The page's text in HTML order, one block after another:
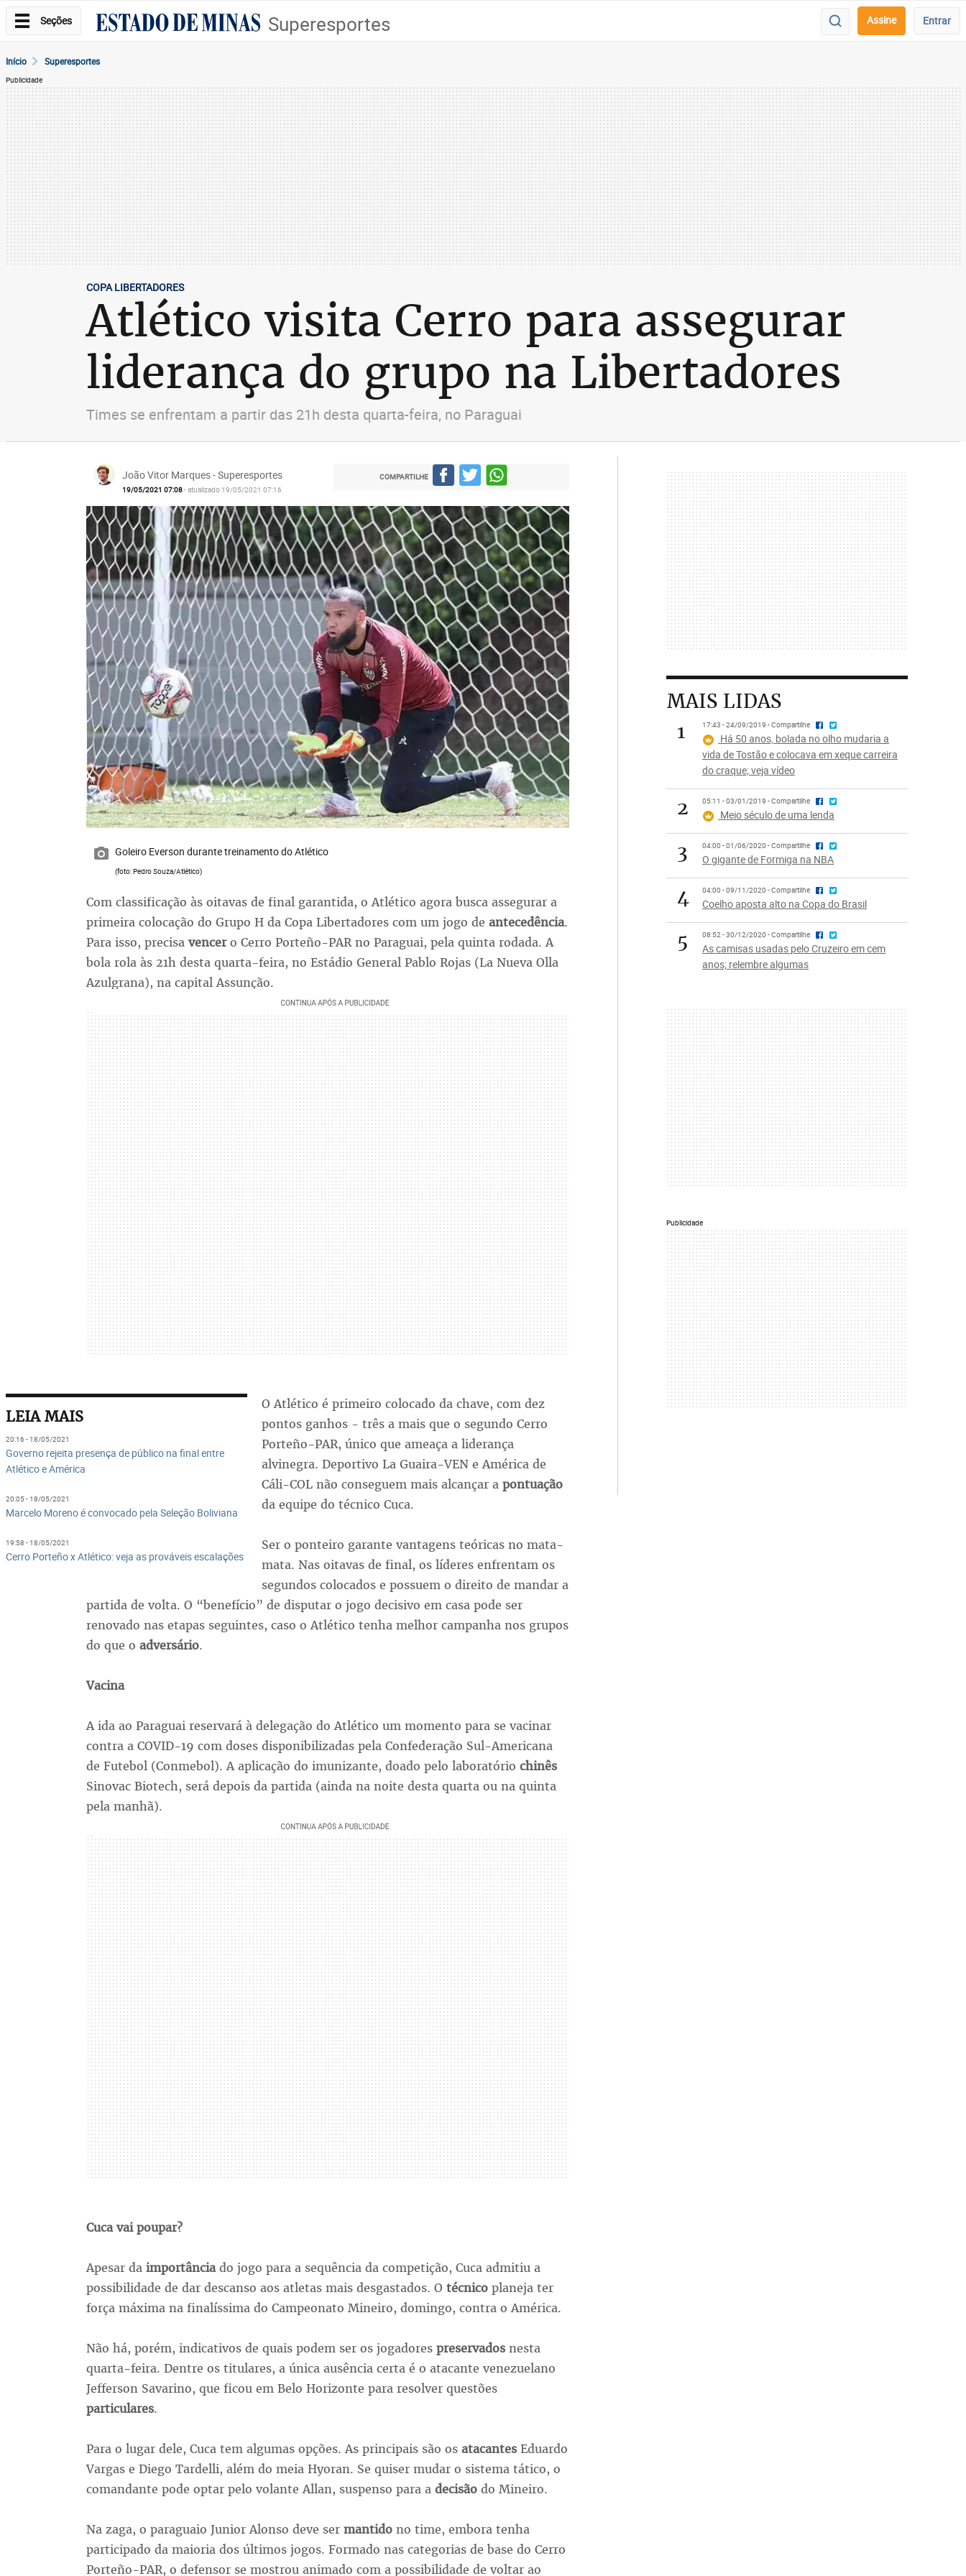
Seções Superesportes Assine Entrar
Início Superesportes
Publicidade
COPA LIBERTADORES
Atlético visita Cerro para assegurar
liderança do grupo na Libertadores
Times se enfrentam a partir das 21h desta quarta-feira, no Paraguai
João Vitor Marques - Superesportes
19/05/2021 07:08- atualizado 19/05/2021 07:16
COMPARTILHE
Goleiro Everson durante treinamento do Atlético
(foto: Pedro Souza/Atlético)
Com classificação às oitavas de final garantida, o Atlético agora busca assegurar a
primeira colocação do Grupo H da Copa Libertadores com um jogo de antecedência.
Para isso, precisa vencero Cerro Porteño-PAR no Paraguai, pela quinta rodada. A
bola rola às 21h desta quarta-feira, no Estádio General Pablo Rojas (La Nueva Olla
Azulgrana), na capital Assunção.
LEIA MAIS
20:16 - 18/05/2021
Governo rejeita presença de público na final entre
Atlético e América
20:05 - 18/05/2021
Marcelo Moreno é convocado pela Seleção Boliviana
19:58 - 18/05/2021
Cerro Porteño x Atlético: veja as prováveis escalações
O Atlético é primeiro colocado da chave, com dez
pontos ganhos - três a mais que o segundo Cerro
Porteño-PAR, único que ameaça a liderança
alvinegra. Deportivo La Guaira-VEN e América de
Cáli-COL não conseguem mais alcançar a pontuação
da equipe do técnico Cuca.
Ser o ponteiro garante vantagens teóricas no mata-
mata. Nas oitavas de final, os líderes enfrentam os
segundos colocados e possuem o direito de mandar a
partida de volta. O “benefício” de disputar o jogo decisivo em casa pode ser
renovado nas etapas seguintes, caso o Atlético tenha melhor campanha nos grupos
do que o adversário.
Vacina
A ida ao Paraguai reservará à delegação do Atlético um momento para se vacinar
contra a COVID-19 com doses disponibilizadas pela Confederação Sul-Americana
de Futebol (Conmebol). A aplicação do imunizante, doado pelo laboratório chinês
Sinovac Biotech, será depois da partida (ainda na noite desta quarta ou na quinta
pela manhã).
Cuca vai poupar?
Apesar da importânciado jogo para a sequência da competição, Cuca admitiu a
possibilidade de dar descanso aos atletas mais desgastados. O técnico planeja ter
força máxima na finalíssima do Campeonato Mineiro, domingo, contra o América.
Não há, porém, indicativos de quais podem ser os jogadores preservados nesta
quarta-feira. Dentre os titulares, a única ausência certa é o atacante venezuelano
Jefferson Savarino, que ficou em Belo Horizonte para resolver questões
particulares.
Para o lugar dele, Cuca tem algumas opções. As principais são os atacantes Eduardo
Vargas e Diego Tardelli, além do meia Hyoran. Se quiser mudar o sistema tático, o
comandante pode optar pelo volante Allan, suspenso para a decisão do Mineiro.
Na zaga, o paraguaio Junior Alonso deve ser mantido no time, embora tenha
participado da maioria dos últimos jogos. Formado nas categorias de base do Cerro
Porteño-PAR, o defensor se mostrou animado com a possibilidade de voltar ao
MAIS LIDAS
1
17:43 - 24/09/2019 - Compartilhe
Há 50 anos, bolada no olho mudaria a
vida de Tostão e colocava em xeque carreira
do craque; veja vídeo
2 05:11 - 03/01/2019 - Compartilhe
Meio século de uma lenda
3 04:00 - 01/06/2020 - Compartilhe
O gigante de Formiga na NBA
4 04:00 - 09/11/2020 - Compartilhe
Coelho aposta alto na Copa do Brasil
5 08:52 - 30/12/2020 - Compartilhe
As camisas usadas pelo Cruzeiro em cem
anos; relembre algumas
Publicidade